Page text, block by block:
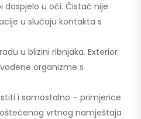
dospjelo u oči. Čistač nije
u slučaju kontakta s
u blizini ribnjaka. Exterior
organizme s
i samostalno – primjerice
vrtnog namještaja